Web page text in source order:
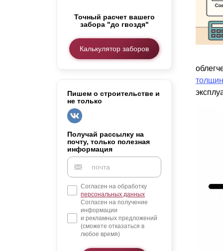
Элитные заборы для коттеджей
Забор на участок 10 соток
Заборы и ограждения для дома
Точный расчет вашего
забора "до гвоздя"
Калькулятор заборов
Пишем о строительстве и
не только
Получай рассылку на
почту, только полезная
информация
Согласен на обработку
персональных данных
Согласен на получение
информации
и рекламных предложений
(сможете отказаться в
любое время)